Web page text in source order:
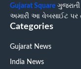
Gujarat Square
અમારી આ વેબસાઈટ પર
Categories
Gujarat News
India News